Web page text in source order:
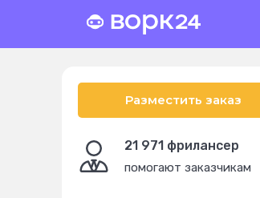
Разместить заказ
21 971 фрилансер
помогают заказчикам